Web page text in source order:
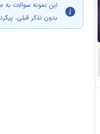
این نمونه سوالات
بدون تذکر قبلی،